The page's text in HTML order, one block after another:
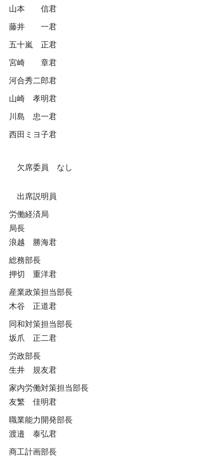
山本 信君
藤井 一君
五十嵐 正君
宮崎 章君
河合秀二郎君
山崎 孝明君
川島 忠一君
西田ミヨ子君
欠席委員 なし
出席説明員
労働経済局
局長
浪越 勝海君
総務部長
押切 重洋君
産業政策担当部長
木谷 正道君
同和対策担当部長
坂爪 正二君
労政部長
生井 規友君
家内労働対策担当部長
友繁 佳明君
職業能力開発部長
渡邉 泰弘君
商工計画部長